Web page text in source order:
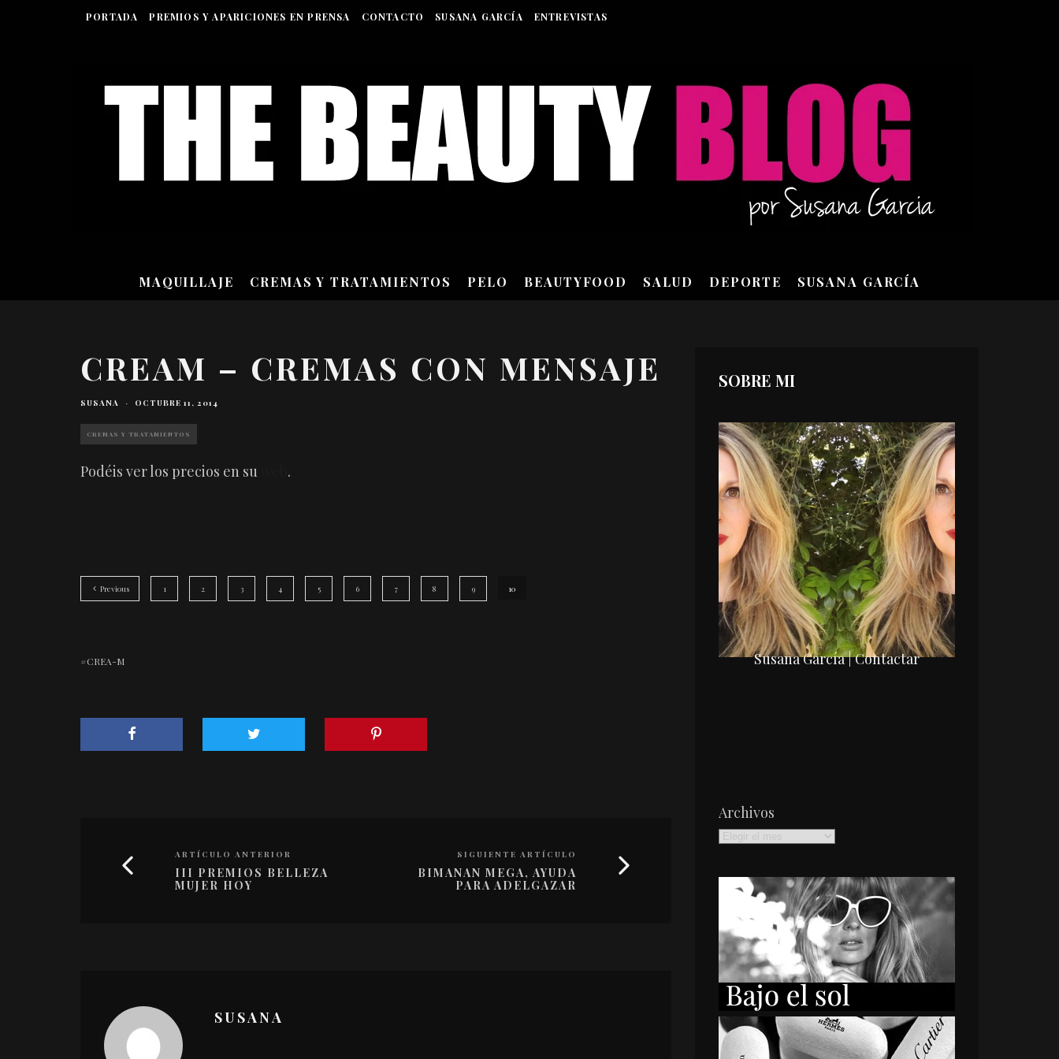
PORTADA PREMIOS Y APARICIONES EN PRENSA CONTACTO SUSANA GARCÍA ENTREVISTAS
MAQUILLAJE CREMAS Y TRATAMIENTOS PELO BEAUTYFOOD SALUD DEPORTE SUSANA GARCÍA
CREAM – CREMAS CON MENSAJE
SUSANA · OCTUBRE 11, 2014
CREMAS Y TRATAMIENTOS
Podéis ver los precios en su .
Previous 1 2 3 4 5 6 7 8 9 10
CREA-M
ARTÍCULO ANTERIOR
III PREMIOS BELLEZA
MUJER HOY
SIGUIENTE ARTÍCULO
BIMANAN MEGA, AYUDA
PARA ADELGAZAR
SUSANA
SOBRE MI
Susana García | Contactar
Archivos